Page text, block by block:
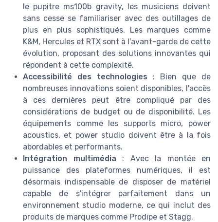
le pupitre ms100b gravity, les musiciens doivent
sans cesse se familiariser avec des outillages de
plus en plus sophistiqués. Les marques comme
K&M, Hercules et RTX sont à l'avant-garde de cette
évolution, proposant des solutions innovantes qui
répondent à cette complexité.
Accessibilité des technologies : Bien que de
nombreuses innovations soient disponibles, l'accès
à ces dernières peut être compliqué par des
considérations de budget ou de disponibilité. Les
équipements comme les supports micro, power
acoustics, et power studio doivent être à la fois
abordables et performants.
Intégration multimédia : Avec la montée en
puissance des plateformes numériques, il est
désormais indispensable de disposer de matériel
capable de s'intégrer parfaitement dans un
environnement studio moderne, ce qui inclut des
produits de marques comme Prodipe et Stagg.